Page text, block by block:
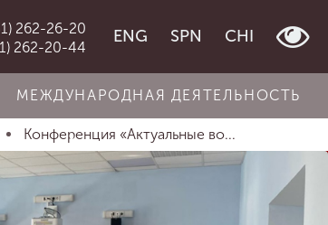
262-26-20
262-20-44
ENG SPN CHI
МЕЖДУНАРОДНАЯ ДЕЯТЕЛЬНОСТЬ
Конференция «Актуальные во...